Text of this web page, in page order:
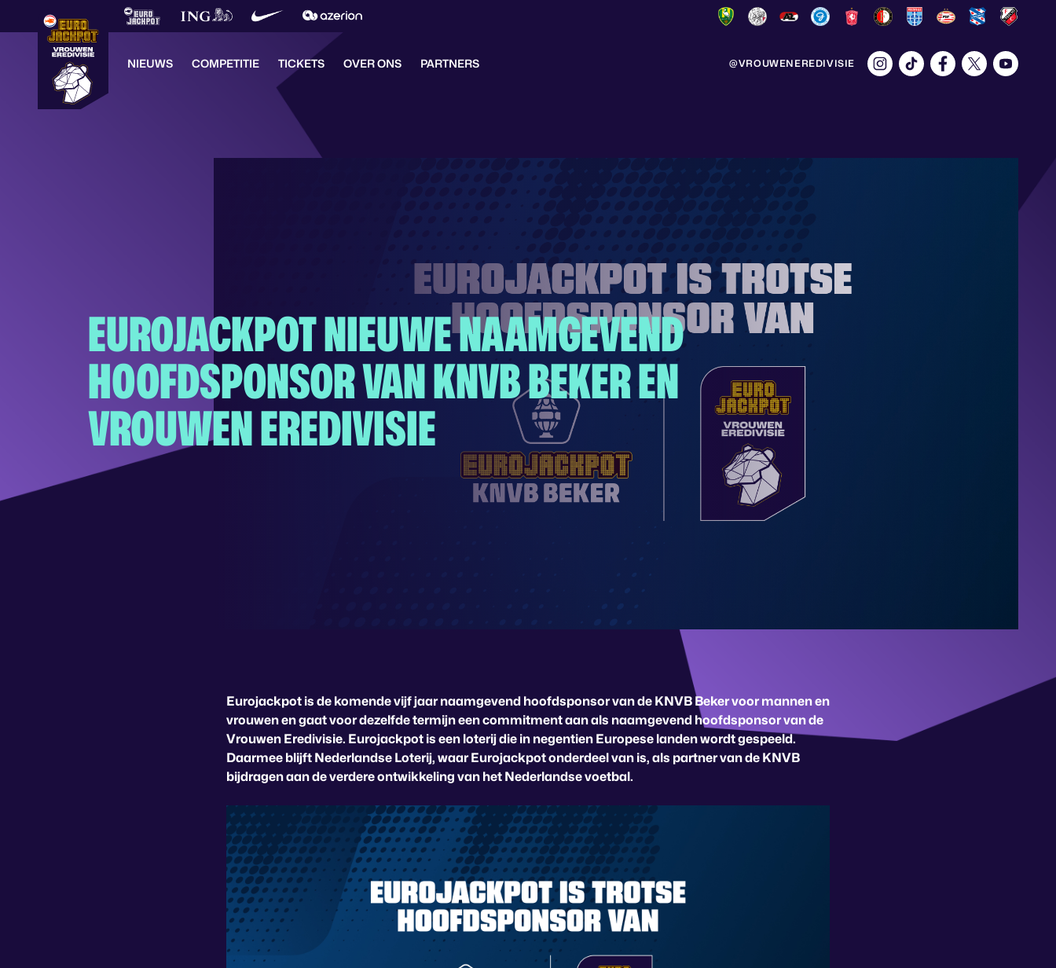
NIEUWS COMPETITIE TICKETS OVER ONS PARTNERS @VROUWENEREDIVISIE
EUROJACKPOT NIEUWE NAAMGEVEND
HOOFDSPONSOR VAN KNVB BEKER EN
VROUWEN EREDIVISIE
Eurojackpot is de komende vijf jaar naamgevend hoofdsponsor van de KNVB Beker voor mannen en
vrouwen en gaat voor dezelfde termijn een commitment aan als naamgevend hoofdsponsor van de
Vrouwen Eredivisie. Eurojackpot is een loterij die in negentien Europese landen wordt gespeeld.
Daarmee blijft Nederlandse Loterij, waar Eurojackpot onderdeel van is, als partner van de KNVB
bijdragen aan de verdere ontwikkeling van het Nederlandse voetbal.